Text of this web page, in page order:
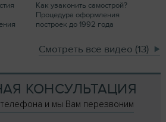
Как узаконить самострой?
Процедура оформления
построек до 1992 года
Смотреть все видео (13)
КОНСУЛЬТАЦИЯ
и мы Вам перезвоним